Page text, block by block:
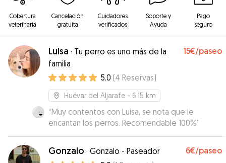
Cobertura
veterinaria
Cancelación
gratuita
Cuidadores
verificados
Soporte y
Ayuda
Pago
seguro
Luisa · Tu perro es uno más de la
familia
15€/paseo
5.0 (4 Reservas)
Huévar del Aljarafe - 6.15 km
“Muy contentos con Luisa, se nota que le
encantan los perros. Recomendable 100%”
Gonzalo · Gonzalo - Paseador 6€/paseo